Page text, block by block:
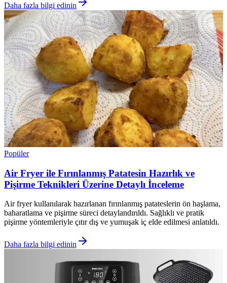
Daha fazla bilgi edinin
Popüler
Air Fryer ile Fırınlanmış Patatesin Hazırlık ve
Pişirme Teknikleri Üzerine Detaylı İnceleme
Air fryer kullanılarak hazırlanan fırınlanmış patateslerin ön haşlama,
baharatlama ve pişirme süreci detaylandırıldı. Sağlıklı ve pratik
pişirme yöntemleriyle çıtır dış ve yumuşak iç elde edilmesi anlatıldı.
Daha fazla bilgi edinin